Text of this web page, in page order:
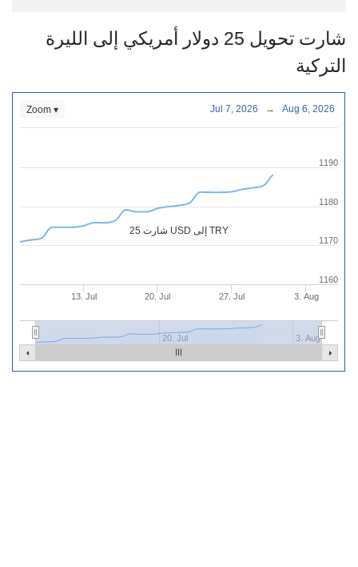
شارت تحويل 25 دولار أمريكي إلى الليرة
التركية
شارت 25 USD إلى TRY
13. Jul 20. Jul 27. Jul 3. Aug
20. Jul 3. Aug
1170
1180
1190
1160
Zoom ▾ Jul 7, 2026 → Aug 6, 2026